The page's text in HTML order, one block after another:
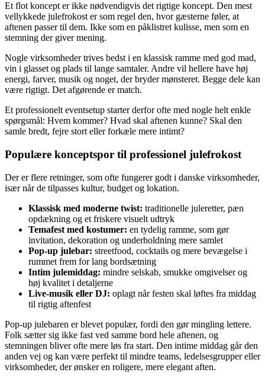
Et flot koncept er ikke nødvendigvis det rigtige koncept. Den mest
vellykkede julefrokost er som regel den, hvor gæsterne føler, at
aftenen passer til dem. Ikke som en påklistret kulisse, men som en
stemning der giver mening.
Nogle virksomheder trives bedst i en klassisk ramme med god mad,
vin i glasset og plads til lange samtaler. Andre vil hellere have høj
energi, farver, musik og noget, der bryder mønsteret. Begge dele kan
være rigtigt. Det afgørende er match.
Et professionelt eventsetup starter derfor ofte med nogle helt enkle
spørgsmål: Hvem kommer? Hvad skal aftenen kunne? Skal den
samle bredt, fejre stort eller forkæle mere intimt?
Populære konceptspor til professionel julefrokost
Der er flere retninger, som ofte fungerer godt i danske virksomheder,
især når de tilpasses kultur, budget og lokation.
Klassisk med moderne twist: traditionelle juleretter, pæn
opdækning og et friskere visuelt udtryk
Temafest med kostumer: en tydelig ramme, som gør
invitation, dekoration og underholdning mere samlet
Pop-up julebar: streetfood, cocktails og mere bevægelse i
rummet frem for lang bordsætning
Intim julemiddag: mindre selskab, smukke omgivelser og
høj kvalitet i detaljerne
Live-musik eller DJ: oplagt når festen skal løftes fra middag
til rigtig aftenfest
Pop-up julebaren er blevet populær, fordi den gør mingling lettere.
Folk sætter sig ikke fast ved samme bord hele aftenen, og
stemningen bliver ofte mere løs fra start. Den intime middag går den
anden vej og kan være perfekt til mindre teams, ledelsesgrupper eller
virksomheder, der ønsker en roligere, mere elegant aften.